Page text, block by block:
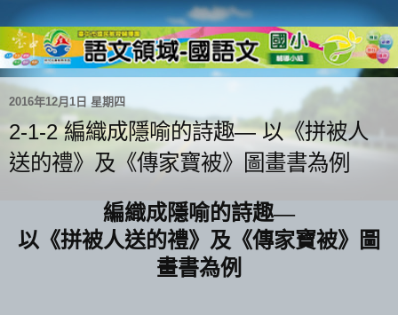
2016年12月1日 星期四
2-1-2 編織成隱喻的詩趣— 以《拼被人
送的禮》及《傳家寶被》圖畫書為例
編織成隱喻的詩趣—
以《拼被人送的禮》及《傳家寶被》圖
畫書為例